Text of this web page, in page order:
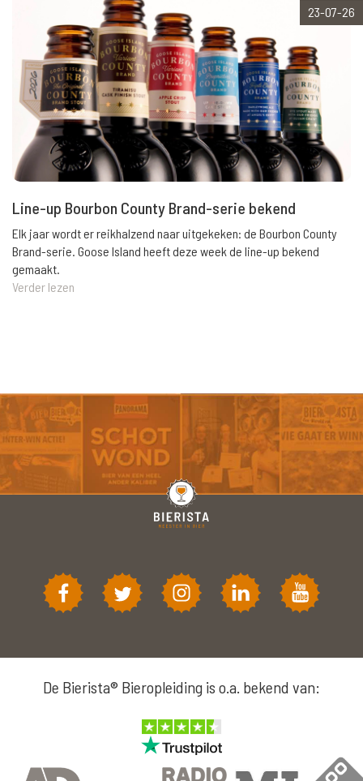
23-07-26
Line-up Bourbon County Brand-serie bekend
Elk jaar wordt er reikhalzend naar uitgekeken: de Bourbon County
Brand-serie. Goose Island heeft deze week de line-up bekend
gemaakt.
Verder lezen
De Bierista® Bieropleiding is o.a. bekend van: